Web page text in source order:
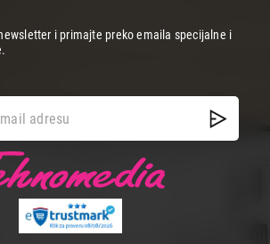
i primajte preko emaila specijalne i